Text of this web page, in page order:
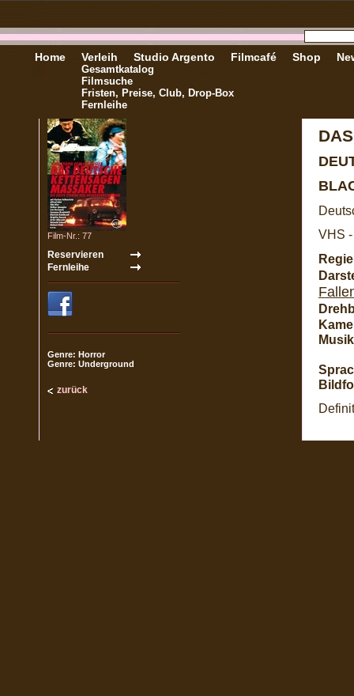
Home Verleih
Gesamtkatalog
Filmsuche
Fristen, Preise, Club, Drop-Box
Fernleihe
Studio Argento Filmcafé Shop
Film-Nr.: 77
Genre: Horror
Genre: Underground
zurück
VHS